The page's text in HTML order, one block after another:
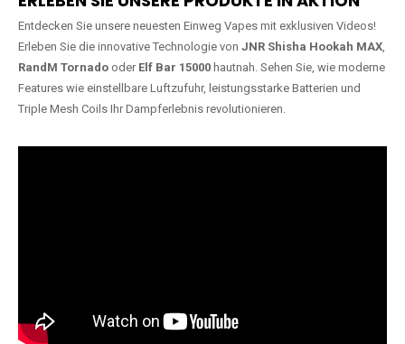
Entdecken Sie unsere neuesten Einweg Vapes mit exklusiven Videos!
Erleben Sie die innovative Technologie von JNR Shisha Hookah MAX,
RandM Tornado oder Elf Bar 15000 hautnah. Sehen Sie, wie moderne
Features wie einstellbare Luftzufuhr, leistungsstarke Batterien und
Triple Mesh Coils Ihr Dampferlebnis revolutionieren.